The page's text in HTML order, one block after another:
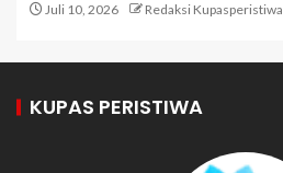
Juli 10, 2026 Redaksi Kupasperistiwa
KUPAS PERISTIWA